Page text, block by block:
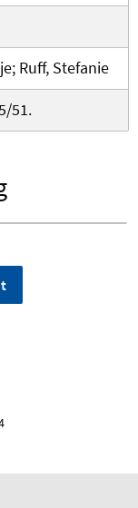
Ruff, Stefanie
51.